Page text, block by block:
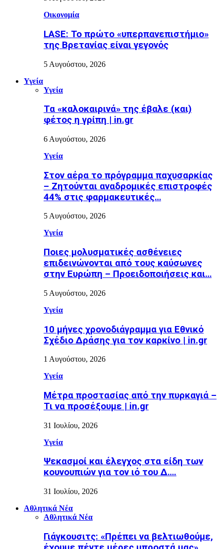
Οικονομία
LASE: Το πρώτο «υπερπανεπιστήμιο»
της Βρετανίας είναι γεγονός
5 Αυγούστου, 2026
Υγεία
Υγεία
Τα «καλοκαιρινά» της έβαλε (και)
φέτος η γρίπη | in.gr
6 Αυγούστου, 2026
Υγεία
Στον αέρα το πρόγραμμα παχυσαρκίας
– Ζητούνται αναδρομικές επιστροφές
44% στις φαρμακευτικές…
5 Αυγούστου, 2026
Υγεία
Ποιες μολυσματικές ασθένειες
επιδεινώνονται από τους καύσωνες
στην Ευρώπη – Προειδοποιήσεις και…
5 Αυγούστου, 2026
Υγεία
10 μήνες χρονοδιάγραμμα για Εθνικό
Σχέδιο Δράσης για τον καρκίνο | in.gr
1 Αυγούστου, 2026
Υγεία
Μέτρα προστασίας από την πυρκαγιά –
Τι να προσέξουμε | in.gr
31 Ιουλίου, 2026
Υγεία
Ψεκασμοί και έλεγχος στα είδη των
κουνουπιών για τον ιό του Δ….
31 Ιουλίου, 2026
Αθλητικά Νέα
Αθλητικά Νέα
Γιάγκουσιτς: «Πρέπει να βελτιωθούμε,